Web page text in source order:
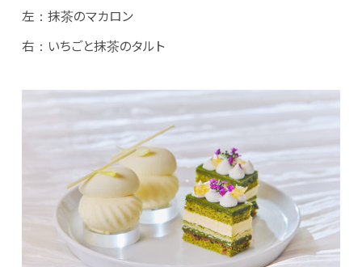
左：抹茶のマカロン
右：いちごと抹茶のタルト